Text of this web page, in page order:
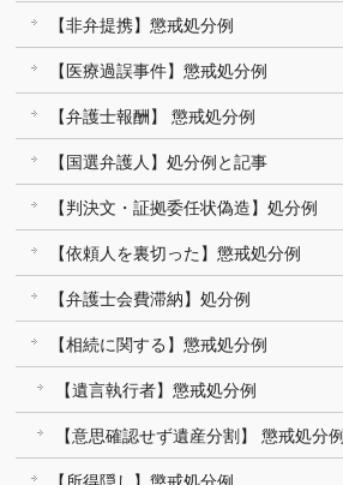
【非弁提携】懲戒処分例
【医療過誤事件】懲戒処分例
【弁護士報酬】 懲戒処分例
【国選弁護人】処分例と記事
【判決文・証拠委任状偽造】処分例
【依頼人を裏切った】懲戒処分例
【弁護士会費滞納】処分例
【相続に関する】懲戒処分例
【遺言執行者】懲戒処分例
【意思確認せず遺産分割】 懲戒処分例